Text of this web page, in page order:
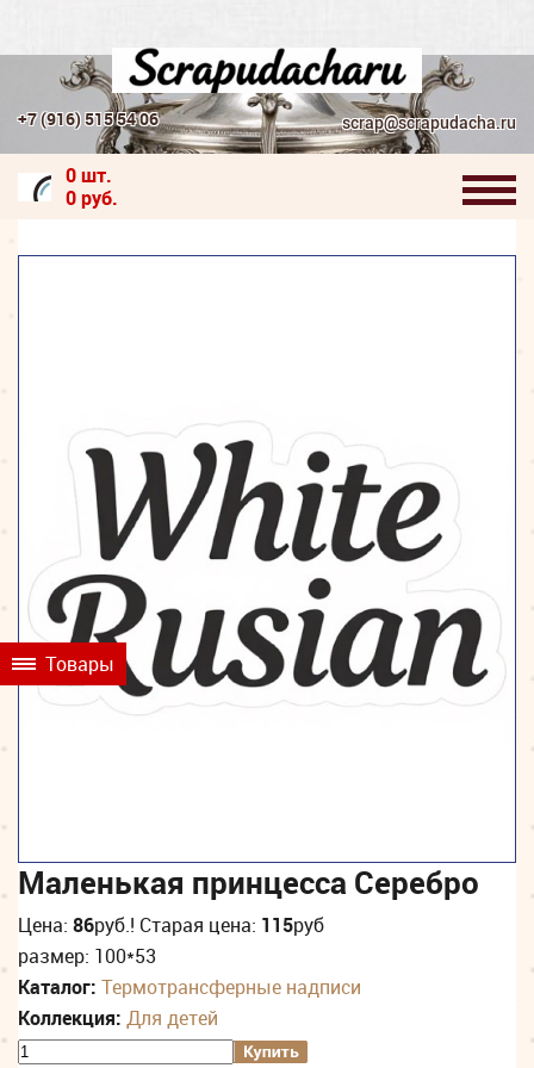
+7 (916) 515 54 06 scrap@scrapudacha.ru
0 шт.
0 руб.
Маленькая принцесса Серебро
Цена: 86руб.! Старая цена: 115руб
размер: 100*53
Каталог: Термотрансферные надписи
Коллекция: Для детей
Товары